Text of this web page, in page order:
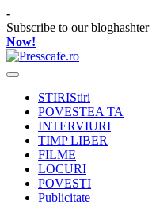
Skip
to
content
-
Subscribe to our
Now!
Presscafe.ro
Cafeneau
urbaneSTIRIStiri
POVESTEA TA
INTERVIURI
TIMP LIBER
FILME
LOCURI
POVESTI
Publicitate